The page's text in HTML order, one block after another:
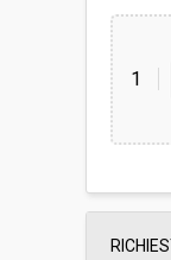
1